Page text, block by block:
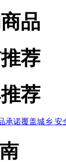
品
荐
荐
承诺覆盖城乡 安